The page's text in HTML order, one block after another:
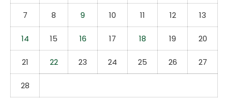
7 8 9 10 11 12 13
14 15 16 17 18 19 20
21 22 23 24 25 26 27
28